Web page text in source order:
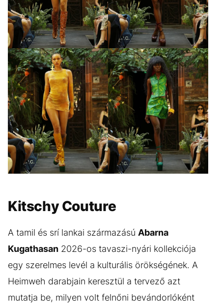
Kitschy Couture
A tamil és srí lankai származású Abarna
Kugathasan 2026-os tavaszi-nyári kollekciója
egy szerelmes levél a kulturális örökségének. A
Heimweh darabjain keresztül a tervező azt
mutatja be, milyen volt felnőni bevándorlóként